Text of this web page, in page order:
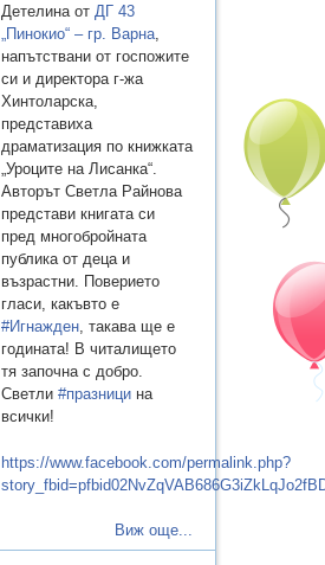
Детелина от ДГ 43
„Пинокио“ – гр. Варна,
напътствани от госпожите
си и директора г-жа
Хинтоларска,
представиха
драматизация по книжката
„Уроците на Лисанка“.
Авторът Светла Райнова
представи книгата си
пред многобройната
публика от деца и
възрастни. Поверието
гласи, какъвто е
#Игнажден, такава ще е
годината! В читалището
тя започна с добро.
Светли #празници на
всички!
https://www.facebook.com/permalink.php?
Виж още...